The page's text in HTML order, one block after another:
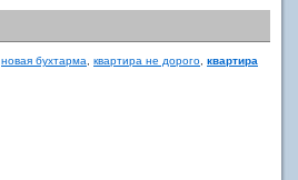
новая бухтарма квартира не дорого квартира